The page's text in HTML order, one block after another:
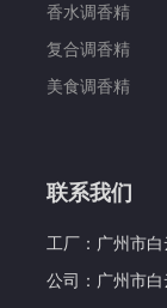
香水调香精
复合调香精
美食调香精
联系我们
工厂：广州市
公司：广州市